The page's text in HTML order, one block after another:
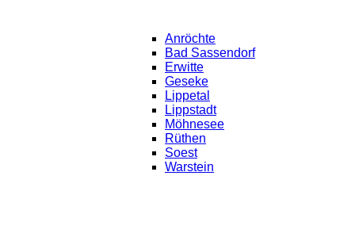
Anröchte
Bad Sassendorf
Erwitte
Geseke
Lippetal
Lippstadt
Möhnesee
Rüthen
Soest
Warstein